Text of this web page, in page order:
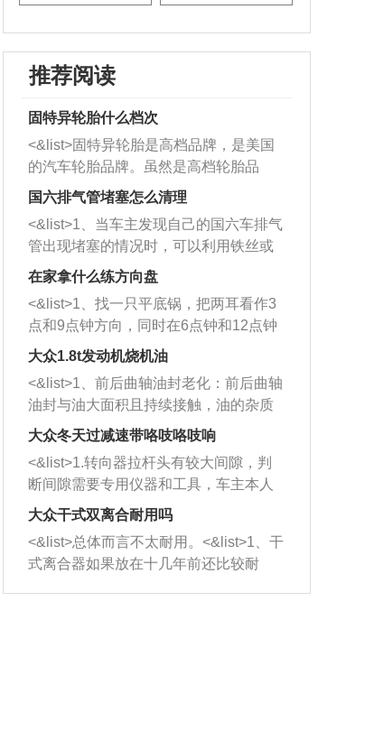
推荐阅读
固特异轮胎什么档次
<&list>固特异轮胎是高档品牌，是美国
的汽车轮胎品牌。虽然是高档轮胎品
牌，但是中高低端的轮胎都有生产，这
也是为了更好的开拓市场。
国六排气管堵塞怎么清理
<&list>1、当车主发现自己的国六车排气
管出现堵塞的情况时，可以利用铁丝或
者是细棍，直接将杂物给取出来，如果
堵塞情况比较严重，也可以采取应急措
施。 <&list>2、直接利用木棍将所有的
杂物推到排气管里面的位置处，然后将
三元催化器拆解开，就可以将堵塞的东
西取出来。但如果是因为积碳过多引起
的堵塞，就需要将三元催化器泡在草酸
洗剂对堵塞的情况得到解决，将清洗剂
放在燃油箱中，与燃油混合后，车辆启
动时，就可以和汽油一起进入到燃烧
室，最后形成废气排出，就可以让三元
催化器得到清洗，排气管堵塞的情况就
能够得到解决。
在家拿什么练方向盘
<&list>1、找一只平底锅，把两耳看作3
点和9点钟方向，同时在6点钟和12点钟
方向做一个标记。 <&list>2、双手握住
一圈半的练习，往右同样也要打相同的
圈数。 <&list>3、最后强调要反复练
习，这样就可以形成肌肉记忆，在真实
驾驶车辆时，不需要记忆也能打好方
向。
大众1.8t发动机烧机油
<&list>1、前后曲轴油封老化：前后曲轴
油封与油大面积且持续接触，油的杂质
和发动机内持续温度变化使其密封效果
逐渐减弱，导致渗油或漏油。<&list>2、
活塞间隙过大：积碳会使活塞环与缸体
的间隙扩大，导致机油流入燃烧室中，
造成烧机油。<&list>3、机油粘度。使用
机油粘度过小的话，同样会有烧机油现
象，机油粘度过小具有很好的流动性，
大众冬天过减速带咯吱咯吱响
<&list>1.转向器拉杆头有较大间隙，判
断间隙需要专用仪器和工具，车主本人
无法制作，需要将车辆送到修理厂或4s
店；<&list>2.车辆半轴套管防尘罩破
裂，破裂后会出现漏油现象，使半轴磨
损严重，磨损的半轴容易损坏，产生异
响；<&list>3.稳定器的转向胶套和球头
大众干式双离合耐用吗
<&list>总体而言不太耐用。<&list>1、干
式离合器如果放在十几年前还比较耐